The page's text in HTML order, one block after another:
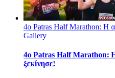
4ο Patras Half Marathon: Η
Gallery
4ο Patras Half Marathon:
ξεκίνησε!